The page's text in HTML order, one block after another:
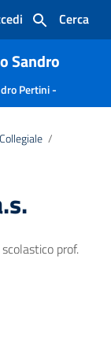
Cerca
Sandro
Pertini -
/
prof.